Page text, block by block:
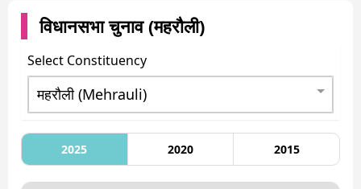
विधानसभा चुनाव (महरौली)
Select Constituency
2025 2020 2015